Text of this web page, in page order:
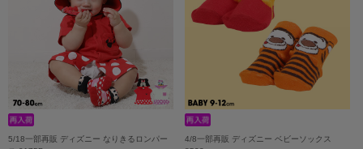
5/18一部再販 ディズニー なりきるロンパー
4/8一部再販 ディズニー ベビーソックス